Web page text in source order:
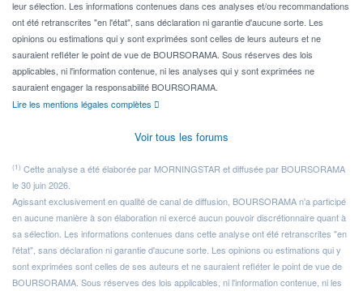
leur sélection. Les informations contenues dans ces analyses et/ou recommandations
ont été retranscrites "en l'état", sans déclaration ni garantie d'aucune sorte. Les
opinions ou estimations qui y sont exprimées sont celles de leurs auteurs et ne
sauraient refléter le point de vue de BOURSORAMA. Sous réserves des lois
applicables, ni l'information contenue, ni les analyses qui y sont exprimées ne
sauraient engager la responsabilité BOURSORAMA.
Lire les mentions légales complètes
Voir tous les forums
(1) Cette analyse a été élaborée par MORNINGSTAR et diffusée par BOURSORAMA
le 30 juin 2026.
Agissant exclusivement en qualité de canal de diffusion, BOURSORAMA n'a participé
en aucune manière à son élaboration ni exercé aucun pouvoir discrétionnaire quant à
sa sélection. Les informations contenues dans cette analyse ont été retranscrites "en
l'état", sans déclaration ni garantie d'aucune sorte. Les opinions ou estimations qui y
sont exprimées sont celles de ses auteurs et ne sauraient refléter le point de vue de
BOURSORAMA. Sous réserves des lois applicables, ni l'information contenue, ni les